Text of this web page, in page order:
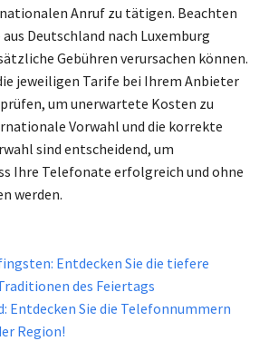
Anruf zu tätigen. Beachten
aus Deutschland nach Luxemburg
Gebühren verursachen können.
jeweiligen Tarife bei Ihrem Anbieter
um unerwartete Kosten zu
Vorwahl und die korrekte
sind entscheidend, um
Ihre Telefonate erfolgreich und ohne
werden.
Entdecken Sie die tiefere
des Feiertags
Entdecken Sie die Telefonnummern
Region!